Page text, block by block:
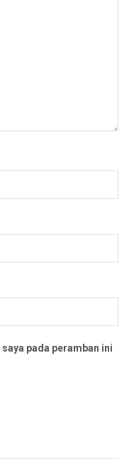
pada peramban ini